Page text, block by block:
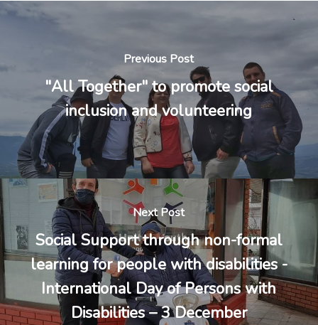
Previous Post
"All Together" to promote social
inclusion and volunteering
Next Post
Social Support through non-formal
learning for people with disabilities -
International Day of Persons with
Disabilities – 3 December